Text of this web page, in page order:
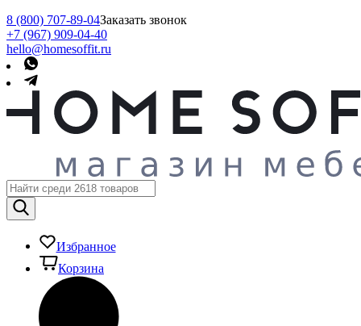
8 (800) 707-89-04Заказать звонок
+7 (967) 909-04-40
hello@homesoffit.ru
Избранное
Корзина